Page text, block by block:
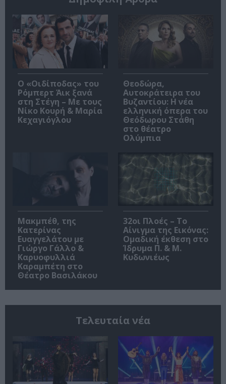
O «Οιδίποδας» του
Ρόμπερτ Άικ ξανά
στη Στέγη – Με τους
Νίκο Κουρή & Μαρία
Κεχαγιόγλου
Θεοδώρα,
Αυτοκράτειρα του
Βυζαντίου: Η νέα
ελληνική όπερα του
Θεόδωρου Στάθη
στο θέατρο
Ολύμπια
Μακμπέθ, της
Κατερίνας
Ευαγγελάτου με
Γιώργο Γάλλο &
Καρυοφυλλιά
Καραμπέτη στο
Θέατρο Βασιλάκου
32οι Πλοές – Το
Αίνιγμα της Εικόνας:
Ομαδική έκθεση στο
Ίδρυμα Π. & Μ.
Κυδωνιέως
Τελευταία νέα